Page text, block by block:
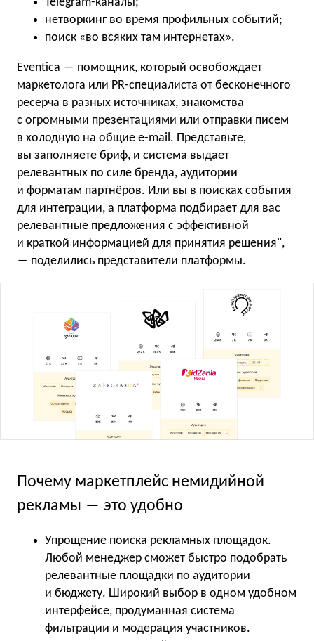
нетворкинг во время профильных событий;
поиск «во всяких там интернетах».
Eventica ― помощник, который освобождает
маркетолога или PR-специалиста от бесконечного
ресерча в разных источниках, знакомства
с огромными презентациями или отправки писем
в холодную на общие e-mail. Представьте,
вы заполняете бриф, и система выдает
релевантных по силе бренда, аудитории
и форматам партнёров. Или вы в поисках события
для интеграции, а платформа подбирает для вас
релевантные предложения с эффективной
и краткой информацией для принятия решения",
― поделились представители платформы.
Почему маркетплейс немидийной
рекламы ― это удобно
Упрощение поиска рекламных площадок.
Любой менеджер сможет быстро подобрать
релевантные площадки по аудитории
и бюджету. Широкий выбор в одном удобном
интерфейсе, продуманная система
фильтрации и модерация участников.